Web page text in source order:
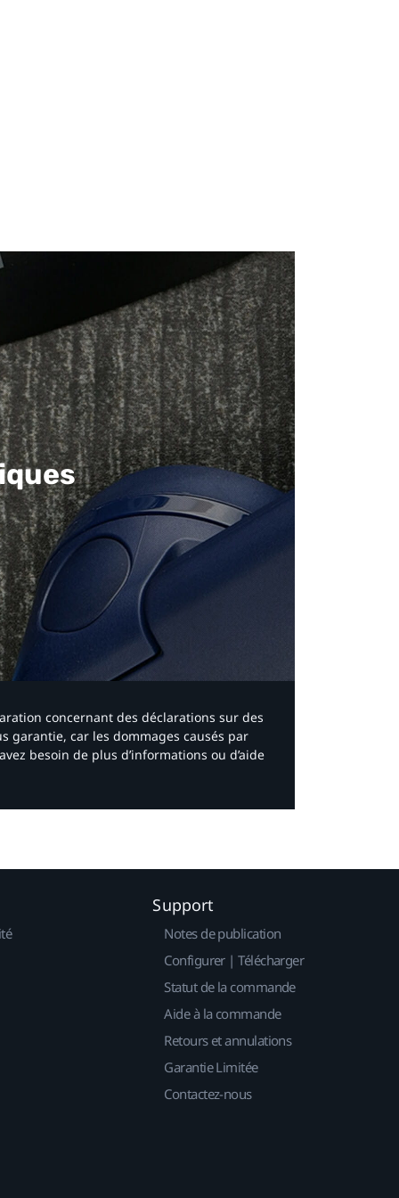
concernant des déclarations sur des
garantie, car les dommages causés par
besoin de plus d’informations ou d’aide
Support
Notes de publication
Configurer | Télécharger
Statut de la commande
Aide à la commande
Retours et annulations
Garantie Limitée
Contactez-nous